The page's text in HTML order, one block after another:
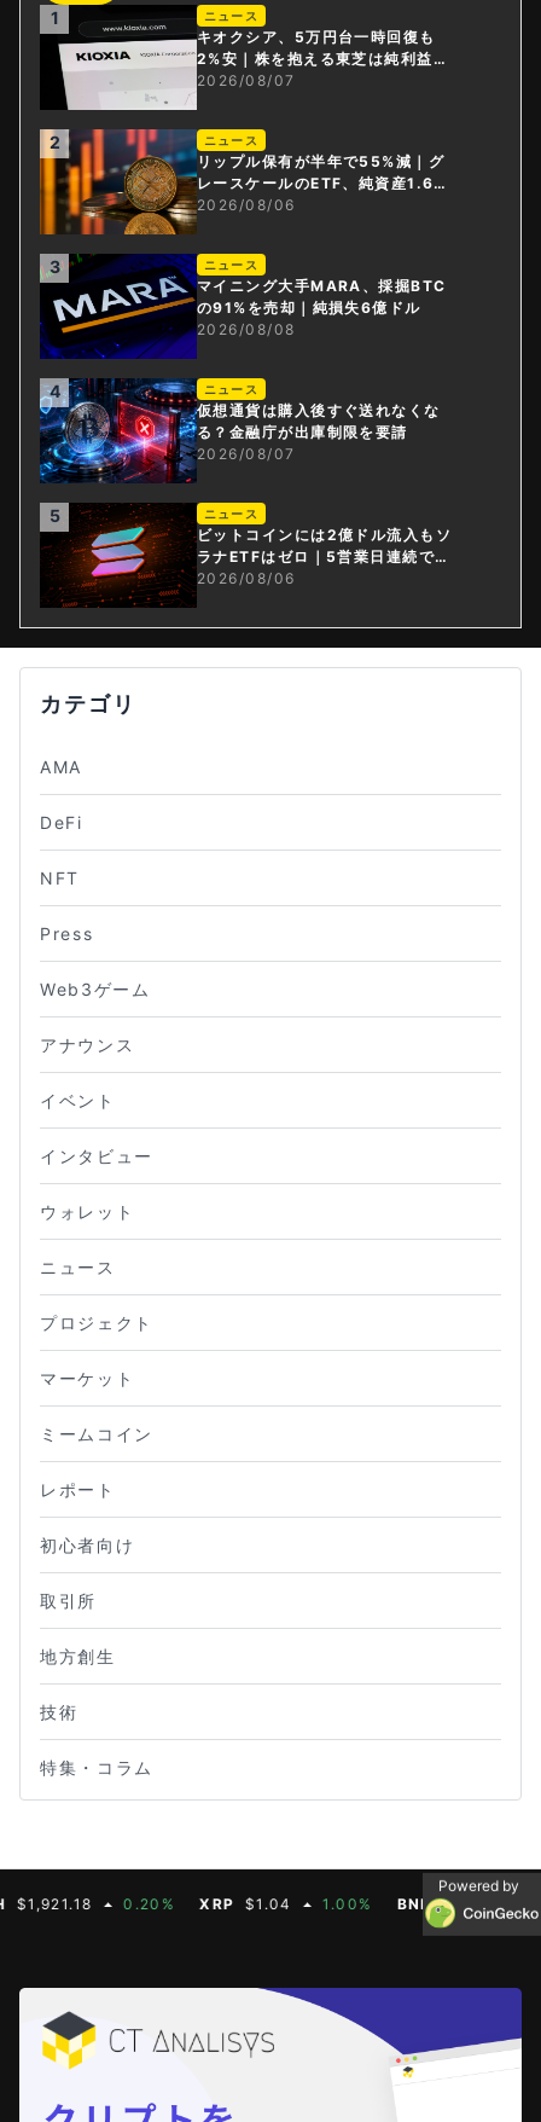
1 ニュース
キオクシア、5万円台一時回復も
2%安｜株を抱える東芝は純利益3
0倍
2026/08/07
2 ニュース
リップル保有が半年で55%減｜グ
レースケールのETF、純資産1.6億
ドル減
2026/08/06
3 ニュース
マイニング大手MARA、採掘BTC
の91%を売却｜純損失6億ドル
2026/08/08
4 ニュース
仮想通貨は購入後すぐ送れなくな
る？金融庁が出庫制限を要請
2026/08/07
5 ニュース
ビットコインには2億ドル流入もソ
ラナETFはゼロ｜5営業日連続で停
止
2026/08/06
カテゴリ
AMA
DeFi
NFT
Press
Web3ゲーム
アナウンス
イベント
インタビュー
ウォレット
ニュース
プロジェクト
マーケット
ミームコイン
レポート
初心者向け
取引所
地方創生
技術
特集・コラム
0.20% XRP $1.04 1.00% BNB $604.50
Powered by